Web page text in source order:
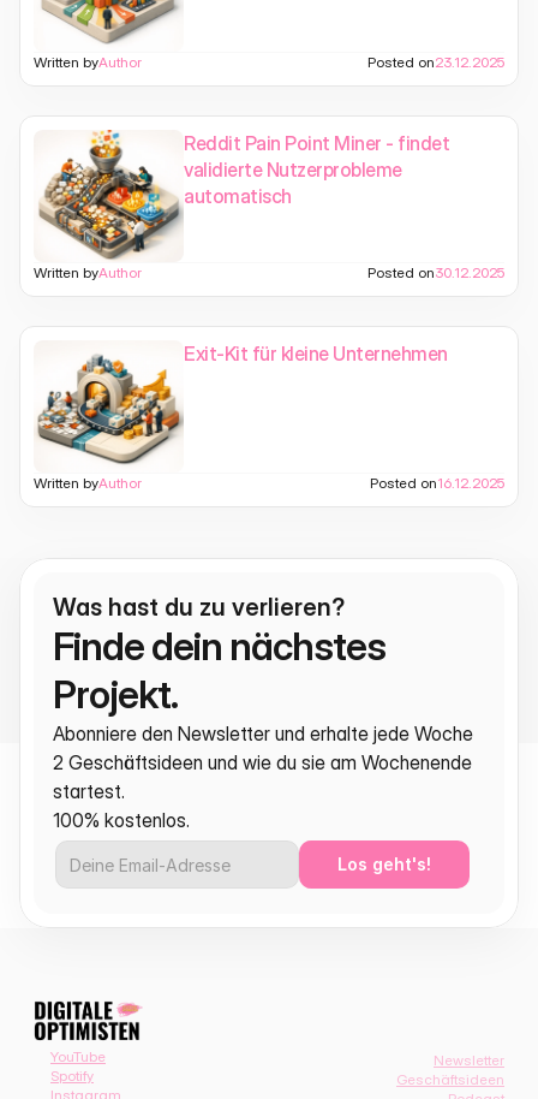
Written byAuthor Posted on23.12.2025
Reddit Pain Point Miner - findet
validierte Nutzerprobleme
automatisch
Written byAuthor Posted on30.12.2025
Exit-Kit für kleine Unternehmen
Written byAuthor Posted on16.12.2025
Was hast du zu verlieren?
Finde dein nächstes
Projekt.
Abonniere den Newsletter und erhalte jede Woche
2 Geschäftsideen und wie du sie am Wochenende
startest.
100% kostenlos.
Los geht's!
YouTube
Spotify
Instagram
Newsletter
Geschäftsideen